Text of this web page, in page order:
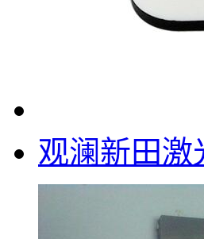
观澜新田激